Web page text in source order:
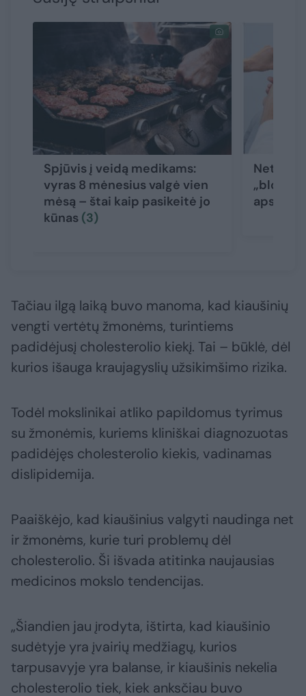
Spjūvis į veidą medikams:
vyras 8 mėnesius valgė vien
mėsą – štai kaip pasikeitė jo
kūnas (3)
Tačiau ilgą laiką buvo manoma, kad kiaušinių
vengti vertėtų žmonėms, turintiems
padidėjusį cholesterolio kiekį. Tai – būklė, dėl
kurios išauga kraujagyslių užsikimšimo rizika.
Todėl mokslinikai atliko papildomus tyrimus
su žmonėmis, kuriems kliniškai diagnozuotas
padidėjęs cholesterolio kiekis, vadinamas
dislipidemija.
Paaiškėjo, kad kiaušinius valgyti naudinga net
ir žmonėms, kurie turi problemų dėl
cholesterolio. Ši išvada atitinka naujausias
medicinos mokslo tendencijas.
„Šiandien jau įrodyta, ištirta, kad kiaušinio
sudėtyje yra įvairių medžiagų, kurios
tarpusavyje yra balanse, ir kiaušinis nekelia
cholesterolio tiek, kiek anksčiau buvo